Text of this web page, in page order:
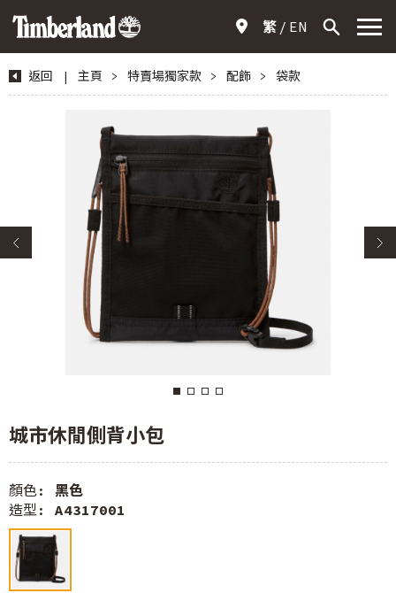
繁 EN
返回 | 主頁 > 特賣場獨家款 > 配飾 > 袋款
城市休閒側背小包
顏色: 黑色
造型: A4317001